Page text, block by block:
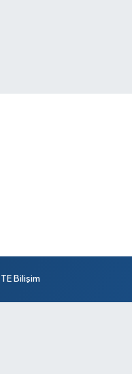
TE Bilişim